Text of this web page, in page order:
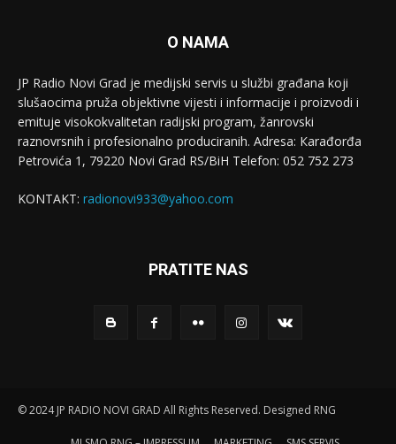
O NAMA
JP Radio Novi Grad je medijski servis u službi građana koji
slušaocima pruža objektivne vijesti i informacije i proizvodi i
emituje visokokvalitetan radijski program, žanrovski
raznovrsnih i profesionalno produciranih. Adresa: Кarađorđa
Petrovića 1, 79220 Novi Grad RS/BiH Telefon: 052 752 273
KONTAKT: radionovi933@yahoo.com
PRATITE NAS
© 2024 JP RADIO NOVI GRAD All Rights Reserved. Designed RNG